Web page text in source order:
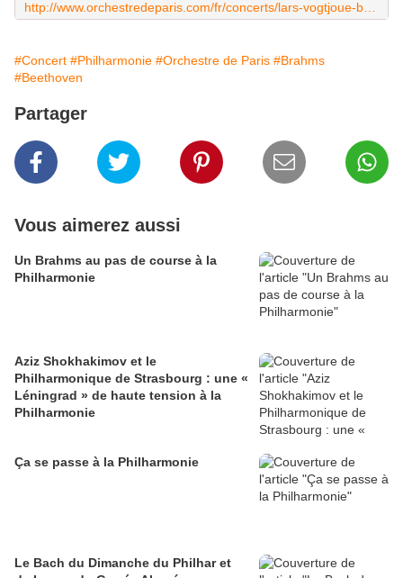
#Concert #Philharmonie #Orchestre de Paris #Brahms
#Beethoven
Partager
Vous aimerez aussi
Un Brahms au pas de course à la
Philharmonie
Aziz Shokhakimov et le
Philharmonique de Strasbourg : une «
Léningrad » de haute tension à la
Philharmonie
Ça se passe à la Philharmonie
Le Bach du Dimanche du Philhar et